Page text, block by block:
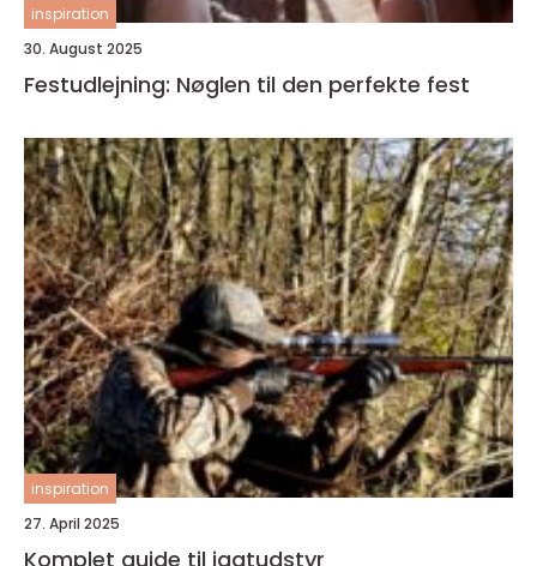
inspiration
30. August 2025
Festudlejning: Nøglen til den perfekte fest
inspiration
27. April 2025
Komplet guide til jagtudstyr